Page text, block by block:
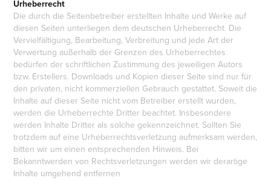
Urheberrecht
Die durch die Seitenbetreiber erstellten Inhalte und Werke auf
diesen Seiten unterliegen dem deutschen Urheberrecht. Die
Vervielfältigung, Bearbeitung, Verbreitung und jede Art der
Verwertung außerhalb der Grenzen des Urheberrechtes
bedürfen der schriftlichen Zustimmung des jeweiligen Autors
bzw. Erstellers. Downloads und Kopien dieser Seite sind nur für
den privaten, nicht kommerziellen Gebrauch gestattet. Soweit die
Inhalte auf dieser Seite nicht vom Betreiber erstellt wurden,
werden die Urheberrechte Dritter beachtet. Insbesondere
werden Inhalte Dritter als solche gekennzeichnet. Sollten Sie
trotzdem auf eine Urheberrechtsverletzung aufmerksam werden,
bitten wir um einen entsprechenden Hinweis. Bei
Bekanntwerden von Rechtsverletzungen werden wir derartige
Inhalte umgehend entfernen